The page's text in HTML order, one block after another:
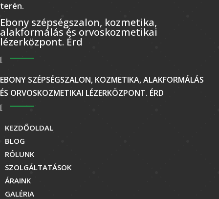
terén.
Ebony szépségszalon, kozmetika,
alakformálás és orvoskozmetikai
lézerközpont. Érd
EBONY SZÉPSÉGSZALON, KOZMETIKA, ALAKFORMÁLÁS
ÉS ORVOSKOZMETIKAI LÉZERKÖZPONT. ÉRD
KEZDŐOLDAL
BLOG
RÓLUNK
SZOLGÁLTATÁSOK
ÁRAINK
GALÉRIA